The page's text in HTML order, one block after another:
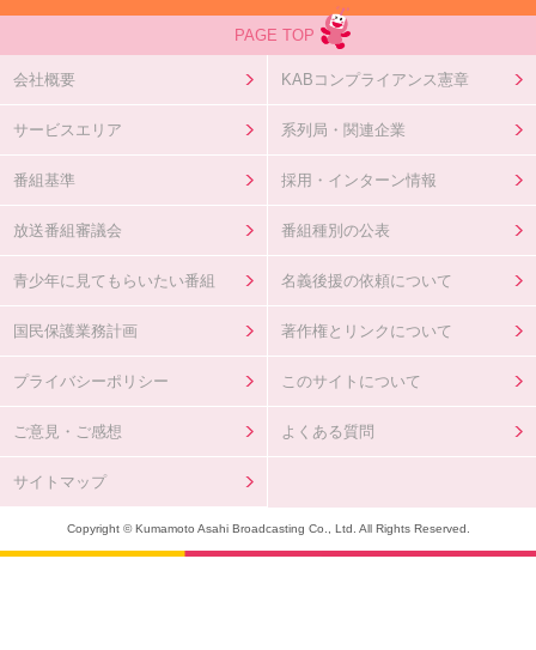
PAGE TOP
会社概要 KABコンプライアンス憲章
サービスエリア 系列局・関連企業
番組基準 採用・インターン情報
放送番組審議会 番組種別の公表
青少年に見てもらいたい番組 名義後援の依頼について
国民保護業務計画 著作権とリンクについて
プライバシーポリシー このサイトについて
ご意見・ご感想 よくある質問
サイトマップ
Copyright © Kumamoto Asahi Broadcasting Co., Ltd. All Rights Reserved.